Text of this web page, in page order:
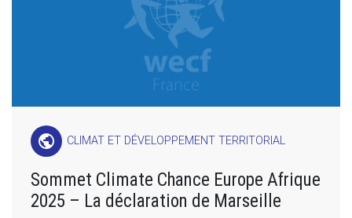
public CLIMAT ET DÉVELOPPEMENT TERRITORIAL
Sommet Climate Chance Europe Afrique
2025 – La déclaration de Marseille